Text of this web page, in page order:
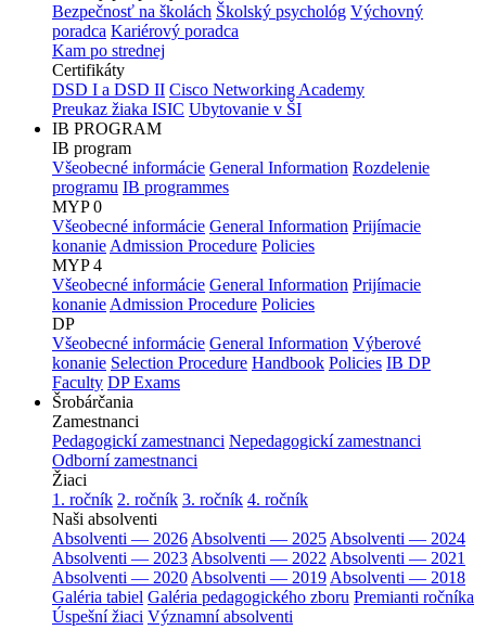
Bezpečnosť na školách Školský psychológ Výchovný
poradca Kariérový poradca
Kam po strednej
Certifikáty
DSD I a DSD II Cisco Networking Academy
Preukaz žiaka ISIC Ubytovanie v ŠI
IB PROGRAM
IB program
Všeobecné informácie General Information Rozdelenie
programu IB programmes
MYP 0
Všeobecné informácie General Information Prijímacie
konanie Admission Procedure Policies
MYP 4
Všeobecné informácie General Information Prijímacie
konanie Admission Procedure Policies
DP
Všeobecné informácie General Information Výberové
konanie Selection Procedure Handbook Policies IB DP
Faculty DP Exams
Šrobárčania
Zamestnanci
Pedagogickí zamestnanci Nepedagogickí zamestnanci
Odborní zamestnanci
Žiaci
1. ročník 2. ročník 3. ročník 4. ročník
Naši absolventi
Absolventi — 2026 Absolventi — 2025 Absolventi — 2024
Absolventi — 2023 Absolventi — 2022 Absolventi — 2021
Absolventi — 2020 Absolventi — 2019 Absolventi — 2018
Galéria tabiel Galéria pedagogického zboru Premianti ročníka
Úspešní žiaci Významní absolventi